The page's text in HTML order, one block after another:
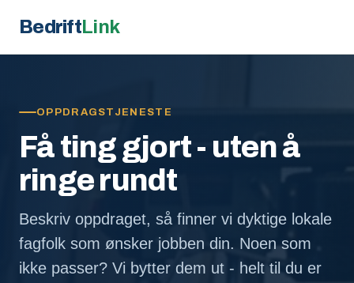
BedriftLink
OPPDRAGSTJENESTE
Få ting gjort - uten å
ringe rundt
Beskriv oppdraget, så finner vi dyktige lokale
fagfolk som ønsker jobben din. Noen som
ikke passer? Vi bytter dem ut - helt til du er